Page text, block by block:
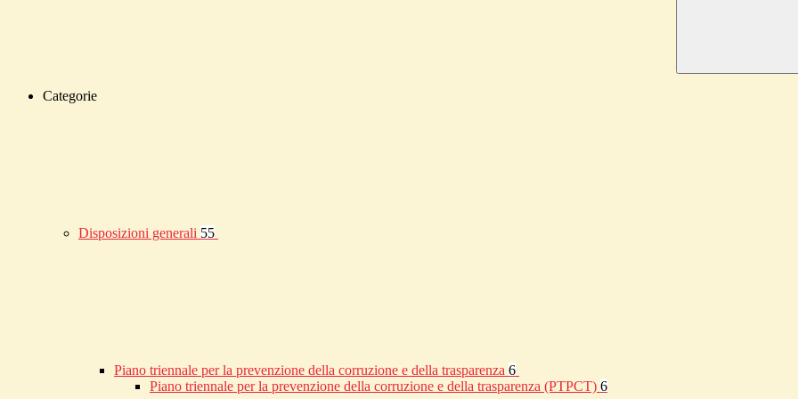
Categorie
Disposizioni generali 55
Piano triennale per la prevenzione della corruzione e della trasparenza 6
Piano triennale per la prevenzione della corruzione e della trasparenza (PTPCT) 6